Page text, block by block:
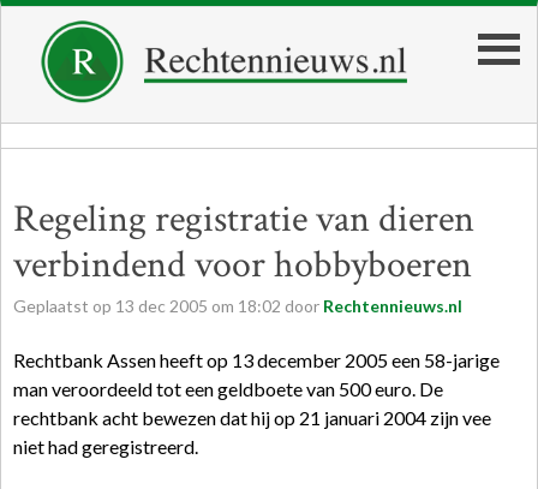
Regeling registratie van dieren
verbindend voor hobbyboeren
Geplaatst op 13 dec 2005 om 18:02 door Rechtennieuws.nl
Rechtbank Assen heeft op 13 december 2005 een 58-jarige
man veroordeeld tot een geldboete van 500 euro. De
rechtbank acht bewezen dat hij op 21 januari 2004 zijn vee
niet had geregistreerd.